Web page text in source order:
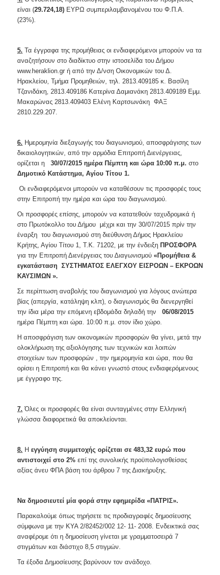
είναι (29.724,18) ΕΥΡΩ συμπεριλαμβανομένου του Φ.Π.Α.
(23%).
5. Τα έγγραφα της προμήθειας οι ενδιαφερόμενοι μπορούν να τα
αναζητήσουν στο διαδίκτυο στην ιστοσελίδα του Δήμου
www.heraklion.gr ή από την Δ/νση Οικονομικών του Δ.
Ηρακλείου, Τμήμα Προμηθειών, τηλ. 2813.409185 κ. Βασίλη
Τζανιδάκη, 2813.409186 Κατερίνα Δαμιανάκη 2813.409189 Εμμ.
Μακαρώνας 2813.409403 Ελένη Καρτσωνάκη ΦΑΞ
2810.229.207.
6. Ημερομηνία διεξαγωγής του διαγωνισμού, αποσφράγισης των
δικαιολογητικών, από την αρμόδια Επιτροπή Διενέργειας,
ορίζεται η
30/07/2015 ημέρα Πέμπτη και ώρα 10:00 π.μ. στο
Δημοτικό Κατάστημα, Αγίου Τίτου 1.
Οι ενδιαφερόμενοι μπορούν να καταθέσουν τις προσφορές τους
στην Επιτροπή την ημέρα και ώρα του διαγωνισμού.
Οι προσφορές επίσης, μπορούν να κατατεθούν ταχυδρομικά ή
στο Πρωτόκολλο του Δήμου μέχρι και την 30/07/2015 πρίν την
έναρξη του διαγωνισμού στη διεύθυνση Δήμος Ηρακλείου
Κρήτης, Αγίου Τίτου 1, Τ.Κ. 71202, με την ένδειξη ΠΡΟΣΦΟΡΑ
για την Επιτροπή Διενέργειας του Διαγωνισμού «Προμήθεια &
εγκατάσταση ΣΥΣΤΗΜΑΤΟΣ ΕΛΕΓΧΟΥ ΕΙΣΡΟΩΝ – ΕΚΡΟΩΝ
ΚΑΥΣΙΜΩΝ ».
Σε περίπτωση αναβολής του διαγωνισμού για λόγους ανώτερα
βίας (απεργία, κατάληψη κλπ), ο διαγωνισμός θα διενεργηθεί
την ίδια μέρα την επόμενη εβδομάδα δηλαδή την 06/08/2015
ημέρα Πέμπτη και ώρα. 10:00 π.μ. στον ίδιο χώρο.
Η αποσφράγιση των οικονομικών προσφορών θα γίνει, μετά την
ολοκλήρωση της αξιολόγησης των τεχνικών και λοιπών
στοιχείων των προσφορών , την ημερομηνία και ώρα, που θα
ορίσει η Επιτροπή και θα κάνει γνωστό στους ενδιαφερόμενους
με έγγραφο της.
7. Όλες οι προσφορές θα είναι συνταγμένες στην Ελληνική
γλώσσα διαφορετικά θα αποκλείονται.
8. Η εγγύηση συμμετοχής ορίζεται σε 483,32 ευρώ που
αντιστοιχεί στο 2% επί της συνολικής προϋπολογισθείσας
αξίας άνευ ΦΠΑ βάση του άρθρου 7 της Διακήρυξης.
Να δημοσιευτεί μία φορά στην εφημερίδα «ΠΑΤΡΙΣ».
Παρακαλούμε όπως τηρήσετε τις προδιαγραφές δημοσίευσης
σύμφωνα με την ΚΥΑ 2/82452/002 12- 11- 2008. Ενδεικτικά σας
αναφέρομε ότι η δημοσίευση γίνεται με γραμματοσειρά 7
στιγμάτων και διάστιχο 8,5 στιγμών.
Τα έξοδα Δημοσίευσης βαρύνουν τον ανάδοχο.